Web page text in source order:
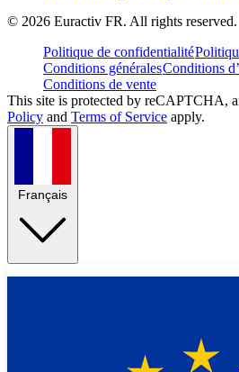
© 2026 Euractiv FR. All rights reserved.
Politique de confidentialité
Conditions généralesConditions
Conditions de vente
This site is protected by reCAPTCHA,
Policy and Terms of Service apply.
Français